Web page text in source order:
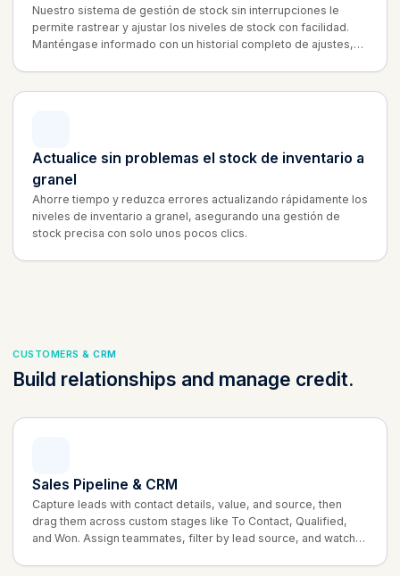
Nuestro sistema de gestión de stock sin interrupciones le
permite rastrear y ajustar los niveles de stock con facilidad.
Manténgase informado con un historial completo de ajustes,
Actualice sin problemas el stock de inventario a
granel
Ahorre tiempo y reduzca errores actualizando rápidamente los
niveles de inventario a granel, asegurando una gestión de
stock precisa con solo unos pocos clics.
CUSTOMERS & CRM
Build relationships and manage credit.
Sales Pipeline & CRM
Capture leads with contact details, value, and source, then
drag them across custom stages like To Contact, Qualified,
and Won. Assign teammates, filter by lead source, and watch